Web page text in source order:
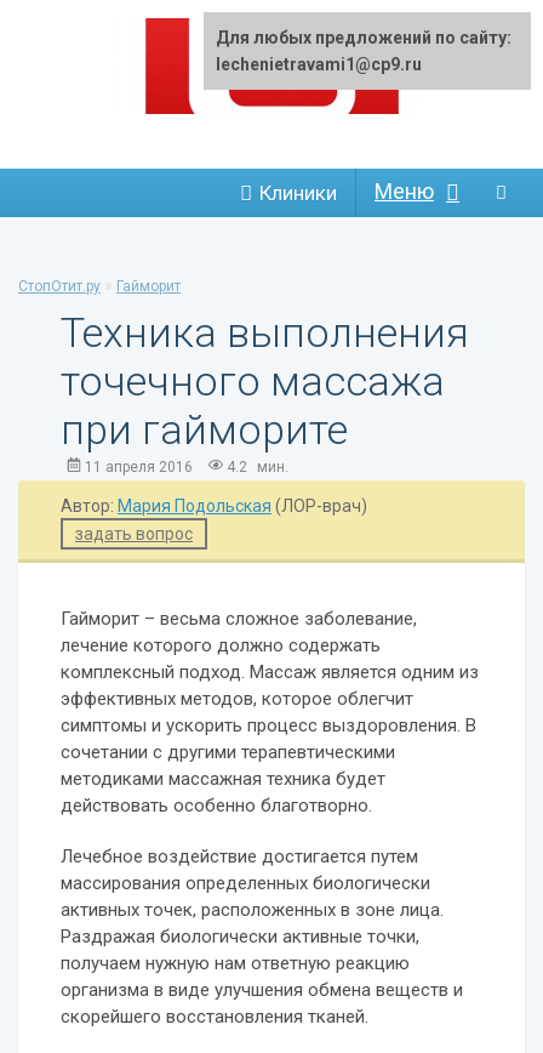
Меню
Клиники
СтопОтит.ру » Гайморит
Техника выполнения
точечного массажа
при гайморите
11 апреля 2016 4.2 мин.
Автор: Мария Подольская (ЛОР-врач)
задать вопрос
Гайморит – весьма сложное заболевание,
лечение которого должно содержать
комплексный подход. Массаж является одним из
эффективных методов, которое облегчит
симптомы и ускорить процесс выздоровления. В
сочетании с другими терапевтическими
методиками массажная техника будет
действовать особенно благотворно.
Лечебное воздействие достигается путем
массирования определенных биологически
активных точек, расположенных в зоне лица.
Раздражая биологически активные точки,
получаем нужную нам ответную реакцию
организма в виде улучшения обмена веществ и
скорейшего восстановления тканей.
Для любых предложений по сайту:
lechenietravami1@cp9.ru